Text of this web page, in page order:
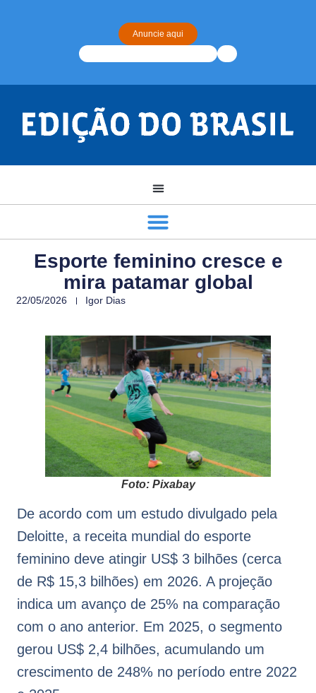
Anuncie aqui
Esporte feminino cresce e
mira patamar global
22/05/2026 Igor Dias
Foto: Pixabay
De acordo com um estudo divulgado pela
Deloitte, a receita mundial do esporte
feminino deve atingir US$ 3 bilhões (cerca
de R$ 15,3 bilhões) em 2026. A projeção
indica um avanço de 25% na comparação
com o ano anterior. Em 2025, o segmento
gerou US$ 2,4 bilhões, acumulando um
crescimento de 248% no período entre 2022